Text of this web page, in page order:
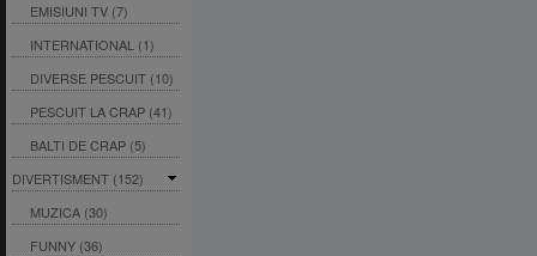
EMISIUNI TV (7)
INTERNATIONAL (1)
DIVERSE PESCUIT (10)
PESCUIT LA CRAP (41)
BALTI DE CRAP (5)
DIVERTISMENT (152)
MUZICA (30)
FUNNY (36)